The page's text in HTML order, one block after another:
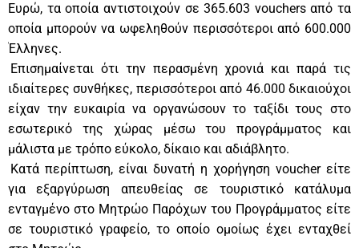
Ευρώ, τα οποία αντιστοιχούν σε 365.603 vouchers από τα
οποία μπορούν να ωφεληθούν περισσότεροι από 600.000
Έλληνες.
Επισημαίνεται ότι την περασμένη χρονιά και παρά τις
ιδιαίτερες συνθήκες, περισσότεροι από 46.000 δικαιούχοι
είχαν την ευκαιρία να οργανώσουν το ταξίδι τους στο
εσωτερικό της χώρας μέσω του προγράμματος και
μάλιστα με τρόπο εύκολο, δίκαιο και αδιάβλητο.
Κατά περίπτωση, είναι δυνατή η χορήγηση voucher είτε
για εξαργύρωση απευθείας σε τουριστικό κατάλυμα
ενταγμένο στο Μητρώο Παρόχων του Προγράμματος είτε
σε τουριστικό γραφείο, το οποίο ομοίως έχει ενταχθεί